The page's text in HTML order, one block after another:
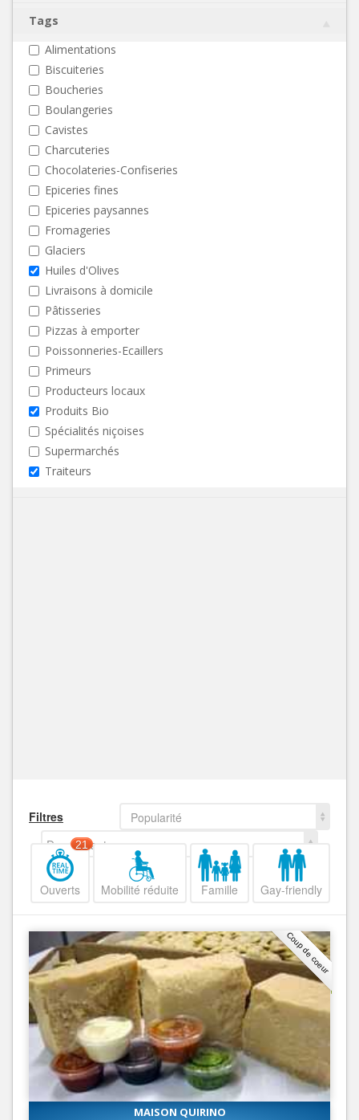
Tags
Alimentations
Biscuiteries
Boucheries
Boulangeries
Cavistes
Charcuteries
Chocolateries-Confiseries
Epiceries fines
Epiceries paysannes
Fromageries
Glaciers
Huiles d'Olives
Livraisons à domicile
Pâtisseries
Pizzas à emporter
Poissonneries-Ecaillers
Primeurs
Producteurs locaux
Produits Bio
Spécialités niçoises
Supermarchés
Traiteurs
Filtres
Popularité
Decroissant
Ouverts
21
Mobilité réduite Famille Gay-friendly
Coup de coeur
MAISON QUIRINO